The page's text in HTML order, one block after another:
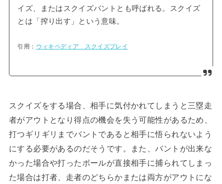
イズ、またはスクイズバントとも呼ばれる。スクイズ
とは「搾り出す」という意味。
引用： ウィキペディア スクイズプレイ
スクイズをする場合、相手に気付かれてしまうと三塁走
者がアウトとなり得点の機会を失う可能性があるため、
打つギリギリまでバントであると相手に悟られないよう
にする必要があるのだそうです。また、バントが出来な
かった場合や打ったボールが直接相手に捕られてしまっ
た場合は打者、走者のどちらかまたは両方がアウトにな